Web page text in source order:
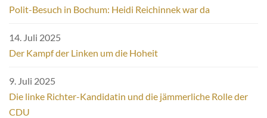
Polit-Besuch in Bochum: Heidi Reichinnek war da
14. Juli 2025
Der Kampf der Linken um die Hoheit
9. Juli 2025
Die linke Richter-Kandidatin und die jämmerliche Rolle der
CDU